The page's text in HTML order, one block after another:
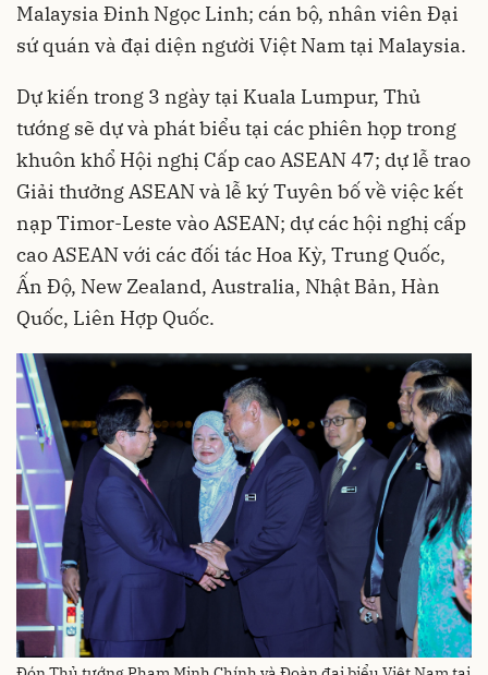
Malaysia Đinh Ngọc Linh; cán bộ, nhân viên Đại
sứ quán và đại diện người Việt Nam tại Malaysia.
Dự kiến trong 3 ngày tại Kuala Lumpur, Thủ
tướng sẽ dự và phát biểu tại các phiên họp trong
khuôn khổ Hội nghị Cấp cao ASEAN 47; dự lễ trao
Giải thưởng ASEAN và lễ ký Tuyên bố về việc kết
nạp Timor-Leste vào ASEAN; dự các hội nghị cấp
cao ASEAN với các đối tác Hoa Kỳ, Trung Quốc,
Ấn Độ, New Zealand, Australia, Nhật Bản, Hàn
Quốc, Liên Hợp Quốc.